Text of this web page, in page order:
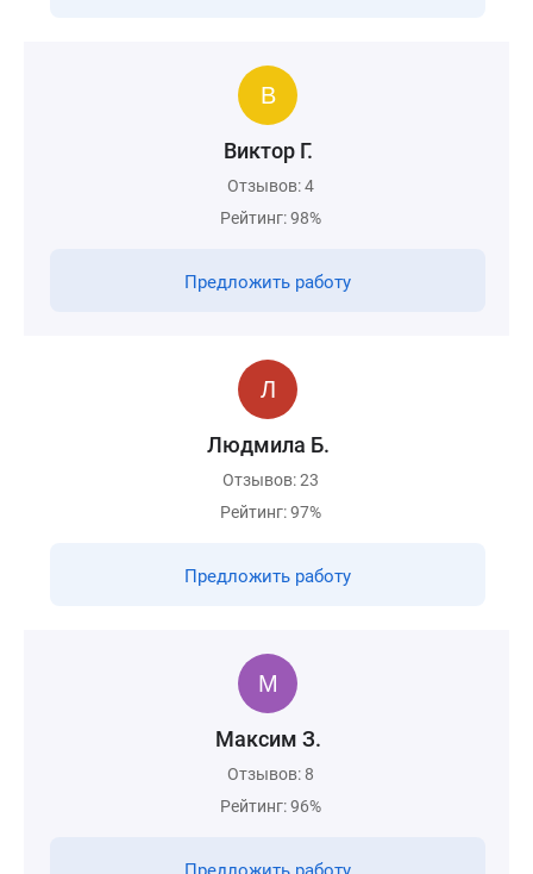
Виктор Г.
Отзывов: 4
Рейтинг: 98%
Предложить работу
Людмила Б.
Отзывов: 23
Рейтинг: 97%
Предложить работу
Максим З.
Отзывов: 8
Рейтинг: 96%